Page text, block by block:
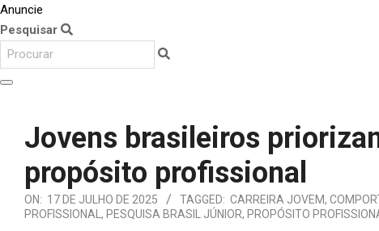
Anuncie
Pesquisar
Jovens brasileiros
propósito profissional
ON: 17 DE JULHO DE 2025 TAGGED: CARREIRA JOVEM,
PROFISSIONAL , PESQUISA BRASIL JÚNIOR, PROPÓSITO